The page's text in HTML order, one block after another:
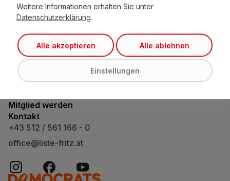
Unsere Vision
Standpunkte
Die Partei
Team
News
Veranstaltungen
Mitglied werden
Kontakt
+43 512 / 561 166 - 0
office@liste-fritz.at
Weitere Informationen erhalten Sie unter
Datenschutzerklärung
Alle akzeptieren Alle ablehnen
Einstellungen